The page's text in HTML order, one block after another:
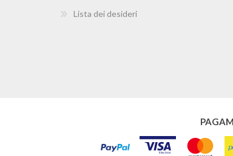
Lista dei desideri